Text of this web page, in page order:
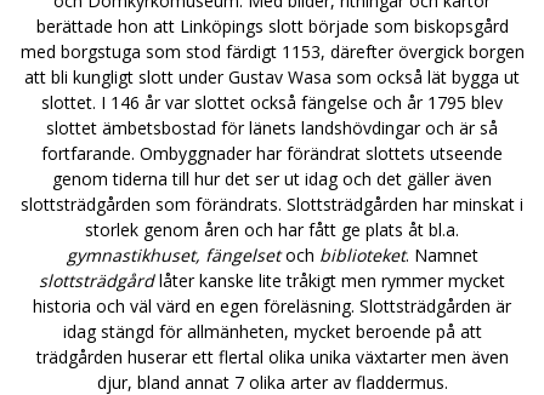
berättade hon att Linköpings slott började som biskopsgård
med borgstuga som stod färdigt 1153, därefter övergick borgen
att bli kungligt slott under Gustav Wasa som också lät bygga ut
slottet. I 146 år var slottet också fängelse och år 1795 blev
slottet ämbetsbostad för länets landshövdingar och är så
fortfarande. Ombyggnader har förändrat slottets utseende
genom tiderna till hur det ser ut idag och det gäller även
slottsträdgården som förändrats. Slottsträdgården har minskat i
storlek genom åren och har fått ge plats åt bl.a.
gymnastikhuset, fängelsetoch biblioteket. Namnet
slottsträdgårdlåter kanske lite tråkigt men rymmer mycket
historia och väl värd en egen föreläsning. Slottsträdgården är
idag stängd för allmänheten, mycket beroende på att
trädgården huserar ett flertal olika unika växtarter men även
djur, bland annat 7 olika arter av fladdermus.